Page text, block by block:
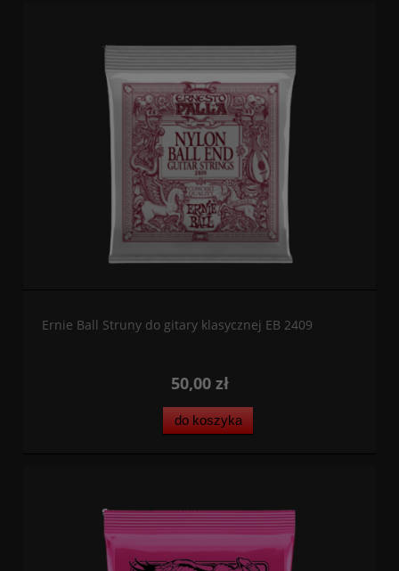
Ernie Ball Struny do gitary klasycznej EB 2409
50,00 zł
do koszyka